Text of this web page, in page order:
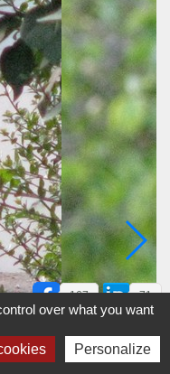
167 71
over what you want
Personalize